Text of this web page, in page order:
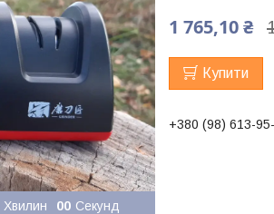
Хвилин 00 Секунд
1 765,10 ₴
Купити
+380 (98) 613-